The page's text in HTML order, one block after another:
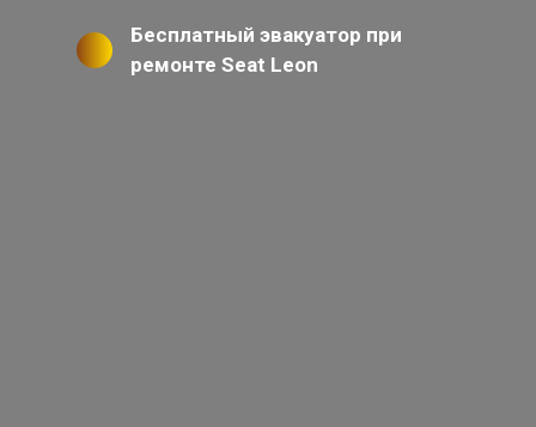
Бесплатный эвакуатор при
ремонте Seat Leon